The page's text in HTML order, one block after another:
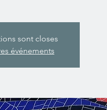
sont closes
événements